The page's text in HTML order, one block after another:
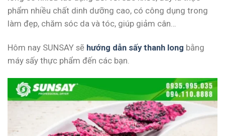
phẩm nhiều chất dinh dưỡng cao, có công dụng trong
làm đẹp, chăm sóc da và tóc, giúp giảm cân…
Hôm nay SUNSAY sẽ hướng dẫn sấy thanh long bằng
máy sấy thực phẩm đến các bạn.